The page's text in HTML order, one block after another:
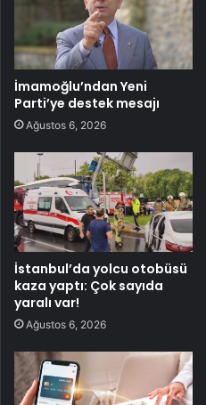
İmamoğlu’ndan Yeni
Parti’ye destek mesajı
Ağustos 6, 2026
İstanbul’da yolcu otobüsü
kaza yaptı: Çok sayıda
yaralı var!
Ağustos 6, 2026